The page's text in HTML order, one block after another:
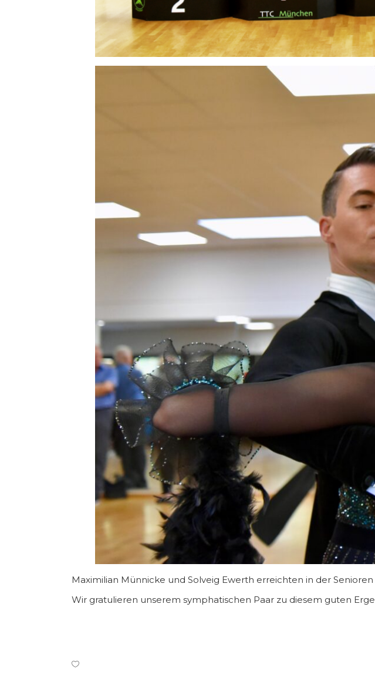
Maximilian Münnicke und Solveig Ewerth erreichten in der
Wir gratulieren unserem symphatischen Paar zu diesem guten